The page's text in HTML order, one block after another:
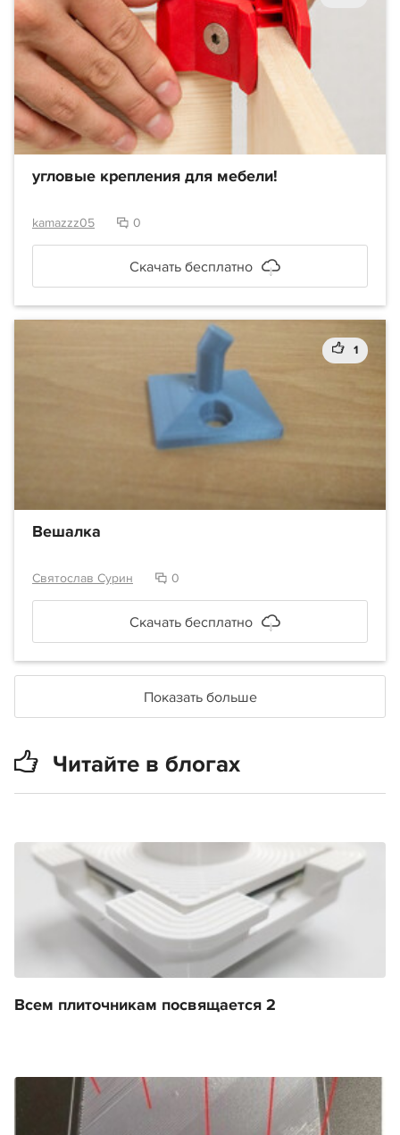
угловые крепления для мебели!
kamazzz05 0
Скачать бесплатно
1
Вешалка
Святослав Сурин 0
Скачать бесплатно
Показать больше
Читайте в блогах
Всем плиточникам посвящается 2